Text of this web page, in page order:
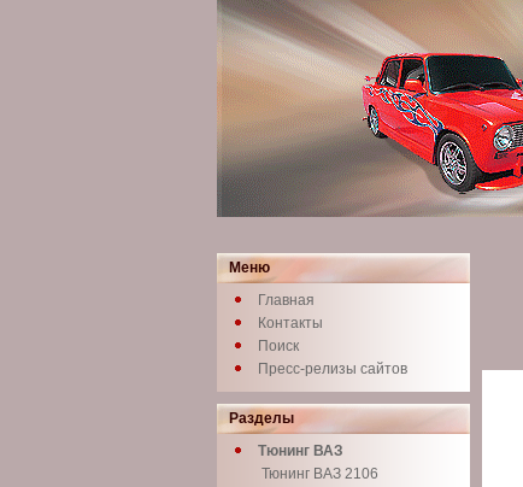
Меню
Главная
Контакты
Поиск
Пресс-релизы сайтов
Разделы
Тюнинг ВАЗ
Тюнинг ВАЗ 2106